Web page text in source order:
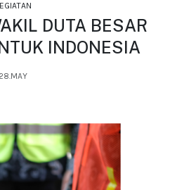
DUTA BESAR
INDONESIA
28.MAY